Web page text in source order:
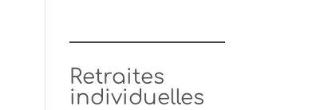
Retraites
individuelles